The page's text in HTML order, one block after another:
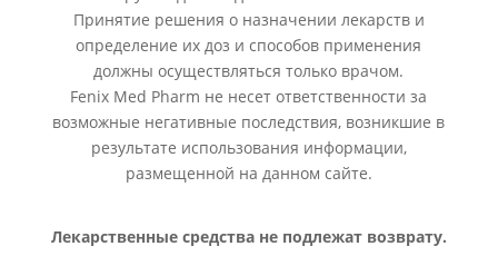
Принятие решения о назначении лекарств и
определение их доз и способов применения
должны осуществляться только врачом.
Fenix Med Pharm не несет ответственности за
возможные негативные последствия, возникшие в
результате использования информации,
размещенной на данном сайте.
Лекарственные средства не подлежат возврату.